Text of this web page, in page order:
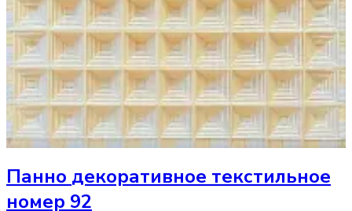
Панно декоративное текстильное
номер 92